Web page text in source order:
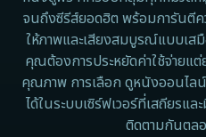
Family ค
จนถึงซีรีส์ยอดฮิต พร้อมการันตี
ให้ภาพและเสียงสมบูรณ์แบบเส
คุณต้องการประหยัดค่าใช้จ่ายแ
คุณภาพ การเลือก ดูหนังออนไล
ได้ในระบบเซิร์ฟเวอร์ที่เสถียรแ
ติดตามกันตล